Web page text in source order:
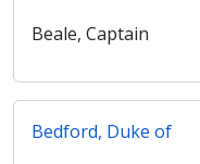
Beale, Captain
Bedford, Duke of